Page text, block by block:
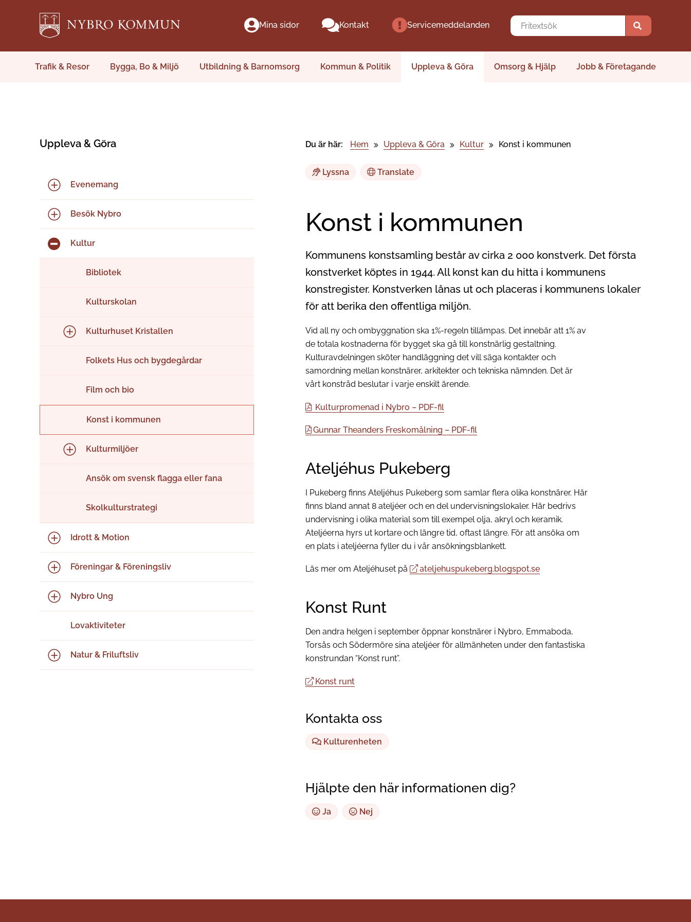
Mina sidor Kontakt Servicemeddelanden
Trafik & Resor Bygga, Bo & Miljö Utbildning & Barnomsorg Kommun & Politik Uppleva & Göra Omsorg & Hjälp Jobb & Företagande
Uppleva & Göra
Evenemang
Besök Nybro
Kultur
Bibliotek
Kulturskolan
Kulturhuset Kristallen
Folkets Hus och bygdegårdar
Film och bio
Konst i kommunen
Kulturmiljöer
Ansök om svensk flagga eller fana
Skolkulturstrategi
Idrott & Motion
Föreningar & Föreningsliv
Nybro Ung
Lovaktiviteter
Natur & Friluftsliv
Du är här: Hem Uppleva & Göra Kultur Konst i kommunen
Lyssna Translate
Konst i kommunen
Kommunens konstsamling består av cirka 2 000 konstverk. Det första
konstverket köptes in 1944. All konst kan du hitta i kommunens
konstregister. Konstverken lånas ut och placeras i kommunens lokaler
för att berika den offentliga miljön.
Vid all ny och ombyggnation ska 1%-regeln tillämpas. Det innebär att 1% av
de totala kostnaderna för bygget ska gå till konstnärlig gestaltning.
Kulturavdelningen sköter handläggning det vill säga kontakter och
samordning mellan konstnärer, arkitekter och tekniska nämnden. Det är
vårt konstråd beslutar i varje enskilt ärende.
Kulturpromenad i Nybro – PDF-fil
Gunnar Theanders Freskomålning – PDF-fil
Ateljéhus Pukeberg
I Pukeberg finns Ateljéhus Pukeberg som samlar flera olika konstnärer. Här
finns bland annat 8 ateljéer och en del undervisningslokaler. Här bedrivs
undervisning i olika material som till exempel olja, akryl och keramik.
Ateljéerna hyrs ut kortare och längre tid, oftast längre. För att ansöka om
en plats i ateljéerna fyller du i vår ansökningsblankett.
Läs mer om Ateljéhuset på ateljehuspukeberg.blogspot.se
Konst Runt
Den andra helgen i september öppnar konstnärer i Nybro, Emmaboda,
Torsås och Södermöre sina ateljéer för allmänheten under den fantastiska
konstrundan “Konst runt”.
Konst runt
Kontakta oss
Kulturenheten
Hjälpte den här informationen dig?
Ja Nej